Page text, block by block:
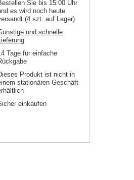
Sie bis 15:00 Uhr
es wird noch heute
(4 szt. auf Lager)
und schnelle
Tage für einfache
Produkt ist nicht in
stationären Geschäft
einkaufen